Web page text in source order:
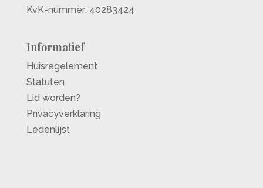
KvK-nummer: 40283424
Informatief
Huisregelement
Statuten
Lid worden?
Privacyverklaring
Ledenlijst